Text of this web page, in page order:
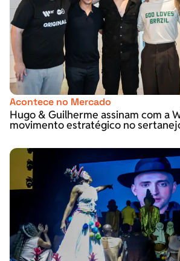
Acontece no Mercado
Hugo & Guilherme assinam com a
movimento estratégico no